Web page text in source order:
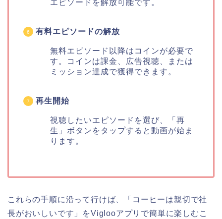
エピソードを解放可能です。
有料エピソードの解放
無料エピソード以降はコインが必要で
す。コインは課金、広告視聴、または
ミッション達成で獲得できます。
再生開始
視聴したいエピソードを選び、「再
生」ボタンをタップすると動画が始ま
ります。
これらの手順に沿って行けば、「コーヒーは親切で社
長がおいしいです」をViglooアプリで簡単に楽しむこ